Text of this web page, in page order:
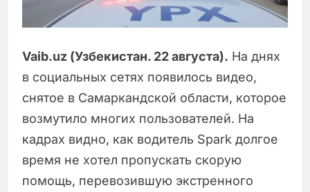
Vaib.uz (Узбекистан. 22 августа). На днях
в социальных сетях появилось видео,
снятое в Самаркандской области, которое
возмутило многих пользователей. На
кадрах видно, как водитель Spark долгое
время не хотел пропускать скорую
помощь, перевозившую экстренного